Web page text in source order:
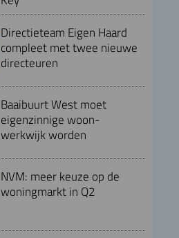
Directieteam Eigen Haard
compleet met twee nieuwe
directeuren
Baaibuurt West moet
eigenzinnige woon-
werkwijk worden
NVM: meer keuze op de
woningmarkt in Q2